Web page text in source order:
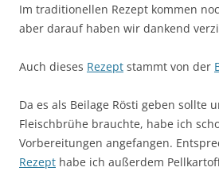
Im traditionellen Rezept kommen
aber darauf haben wir dankend
Auch dieses Rezept stammt von der
Da es als Beilage Rösti geben sollte
Fleischbrühe brauchte, habe ich
Vorbereitungen angefangen.
Rezept habe ich außerdem